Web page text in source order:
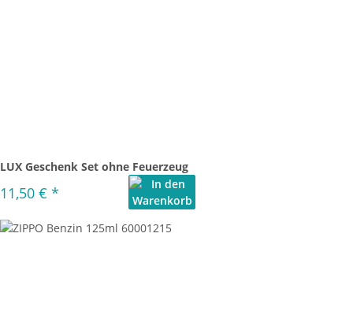
LUX Geschenk Set ohne Feuerzeug
11,50 € *